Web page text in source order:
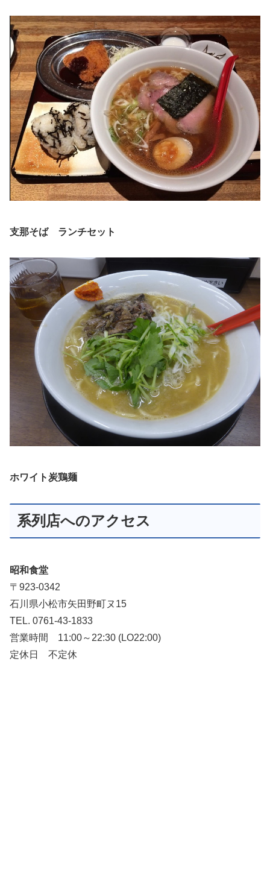
支那そば ランチセット
ホワイト炭鶏麺
系列店へのアクセス
昭和食堂
〒923-0342
石川県小松市矢田野町ヌ15
TEL. 0761-43-1833
営業時間 11:00～22:30 (LO22:00)
定休日 不定休